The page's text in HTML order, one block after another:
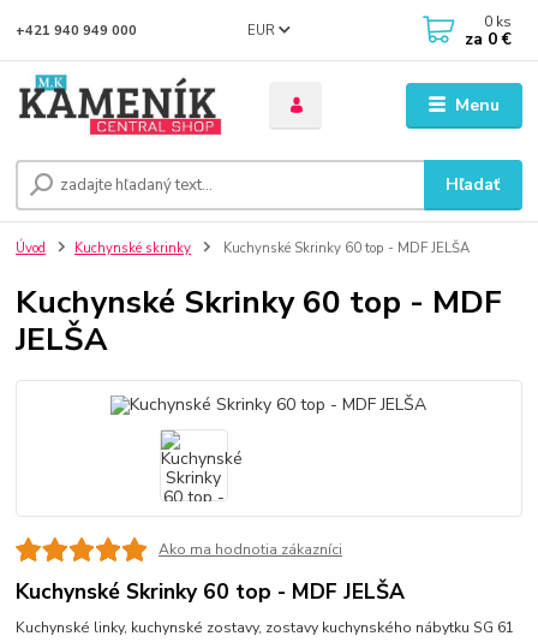
Menu
EUR
Hľadať
+421 940 949 000 0 ks
za 0 €
Úvod Kuchynské skrinky Kuchynské Skrinky 60 top - MDF JELŠA
Kuchynské Skrinky 60 top - MDF
JELŠA
Ako ma hodnotia zákazníci
Kuchynské Skrinky 60 top - MDF JELŠA
Kuchynské linky, kuchynské zostavy, zostavy kuchynského nábytku SG 61